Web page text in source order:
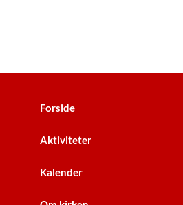
Forside
Aktiviteter
Kalender